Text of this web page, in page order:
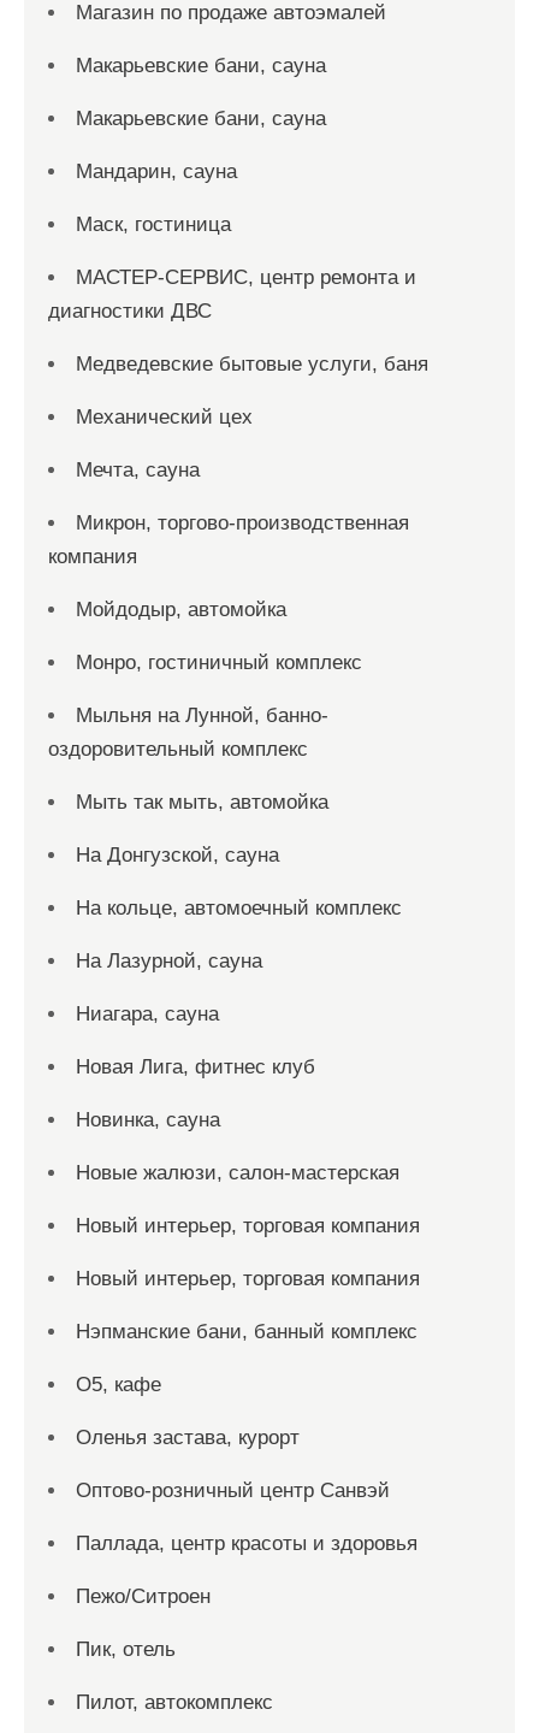
Магазин по продаже автоэмалей
Макарьевские бани, сауна
Макарьевские бани, сауна
Мандарин, сауна
Маск, гостиница
МАСТЕР-СЕРВИС, центр ремонта и
диагностики ДВС
Медведевские бытовые услуги, баня
Механический цех
Мечта, сауна
Микрон, торгово-производственная
компания
Мойдодыр, автомойка
Монро, гостиничный комплекс
Мыльня на Лунной, банно-
оздоровительный комплекс
Мыть так мыть, автомойка
На Донгузской, сауна
На кольце, автомоечный комплекс
На Лазурной, сауна
Ниагара, сауна
Новая Лига, фитнес клуб
Новинка, сауна
Новые жалюзи, салон-мастерская
Новый интерьер, торговая компания
Новый интерьер, торговая компания
Нэпманские бани, банный комплекс
О5, кафе
Оленья застава, курорт
Оптово-розничный центр Санвэй
Паллада, центр красоты и здоровья
Пежо/Ситроен
Пик, отель
Пилот, автокомплекс